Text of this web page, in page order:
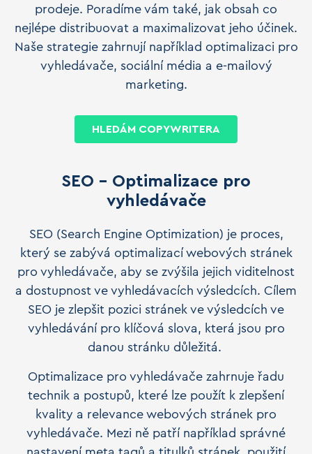
prodeje. Poradíme vám také, jak obsah co
nejlépe distribuovat a maximalizovat jeho účinek.
Naše strategie zahrnují například optimalizaci pro
vyhledávače, sociální média a e-mailový
marketing.
HLEDÁM COPYWRITERA
SEO - Optimalizace pro
vyhledávače
SEO (Search Engine Optimization) je proces,
který se zabývá optimalizací webových stránek
pro vyhledávače, aby se zvýšila jejich viditelnost
a dostupnost ve vyhledávacích výsledcích. Cílem
SEO je zlepšit pozici stránek ve výsledcích ve
vyhledávání pro klíčová slova, která jsou pro
danou stránku důležitá.
Optimalizace pro vyhledávače zahrnuje řadu
technik a postupů, které lze použít k zlepšení
kvality a relevance webových stránek pro
vyhledávače. Mezi ně patří například správné